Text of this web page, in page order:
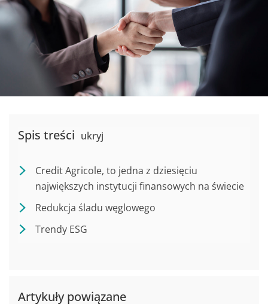
Spis treści ukryj
Credit Agricole, to jedna z dziesięciu
największych instytucji finansowych na świecie
Redukcja śladu węglowego
Trendy ESG
Artykuły powiązane